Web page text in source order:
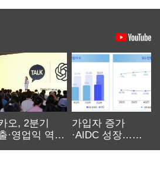
오, 2분기
·영업익 역대
가입자 증가
·AIDC 성장…